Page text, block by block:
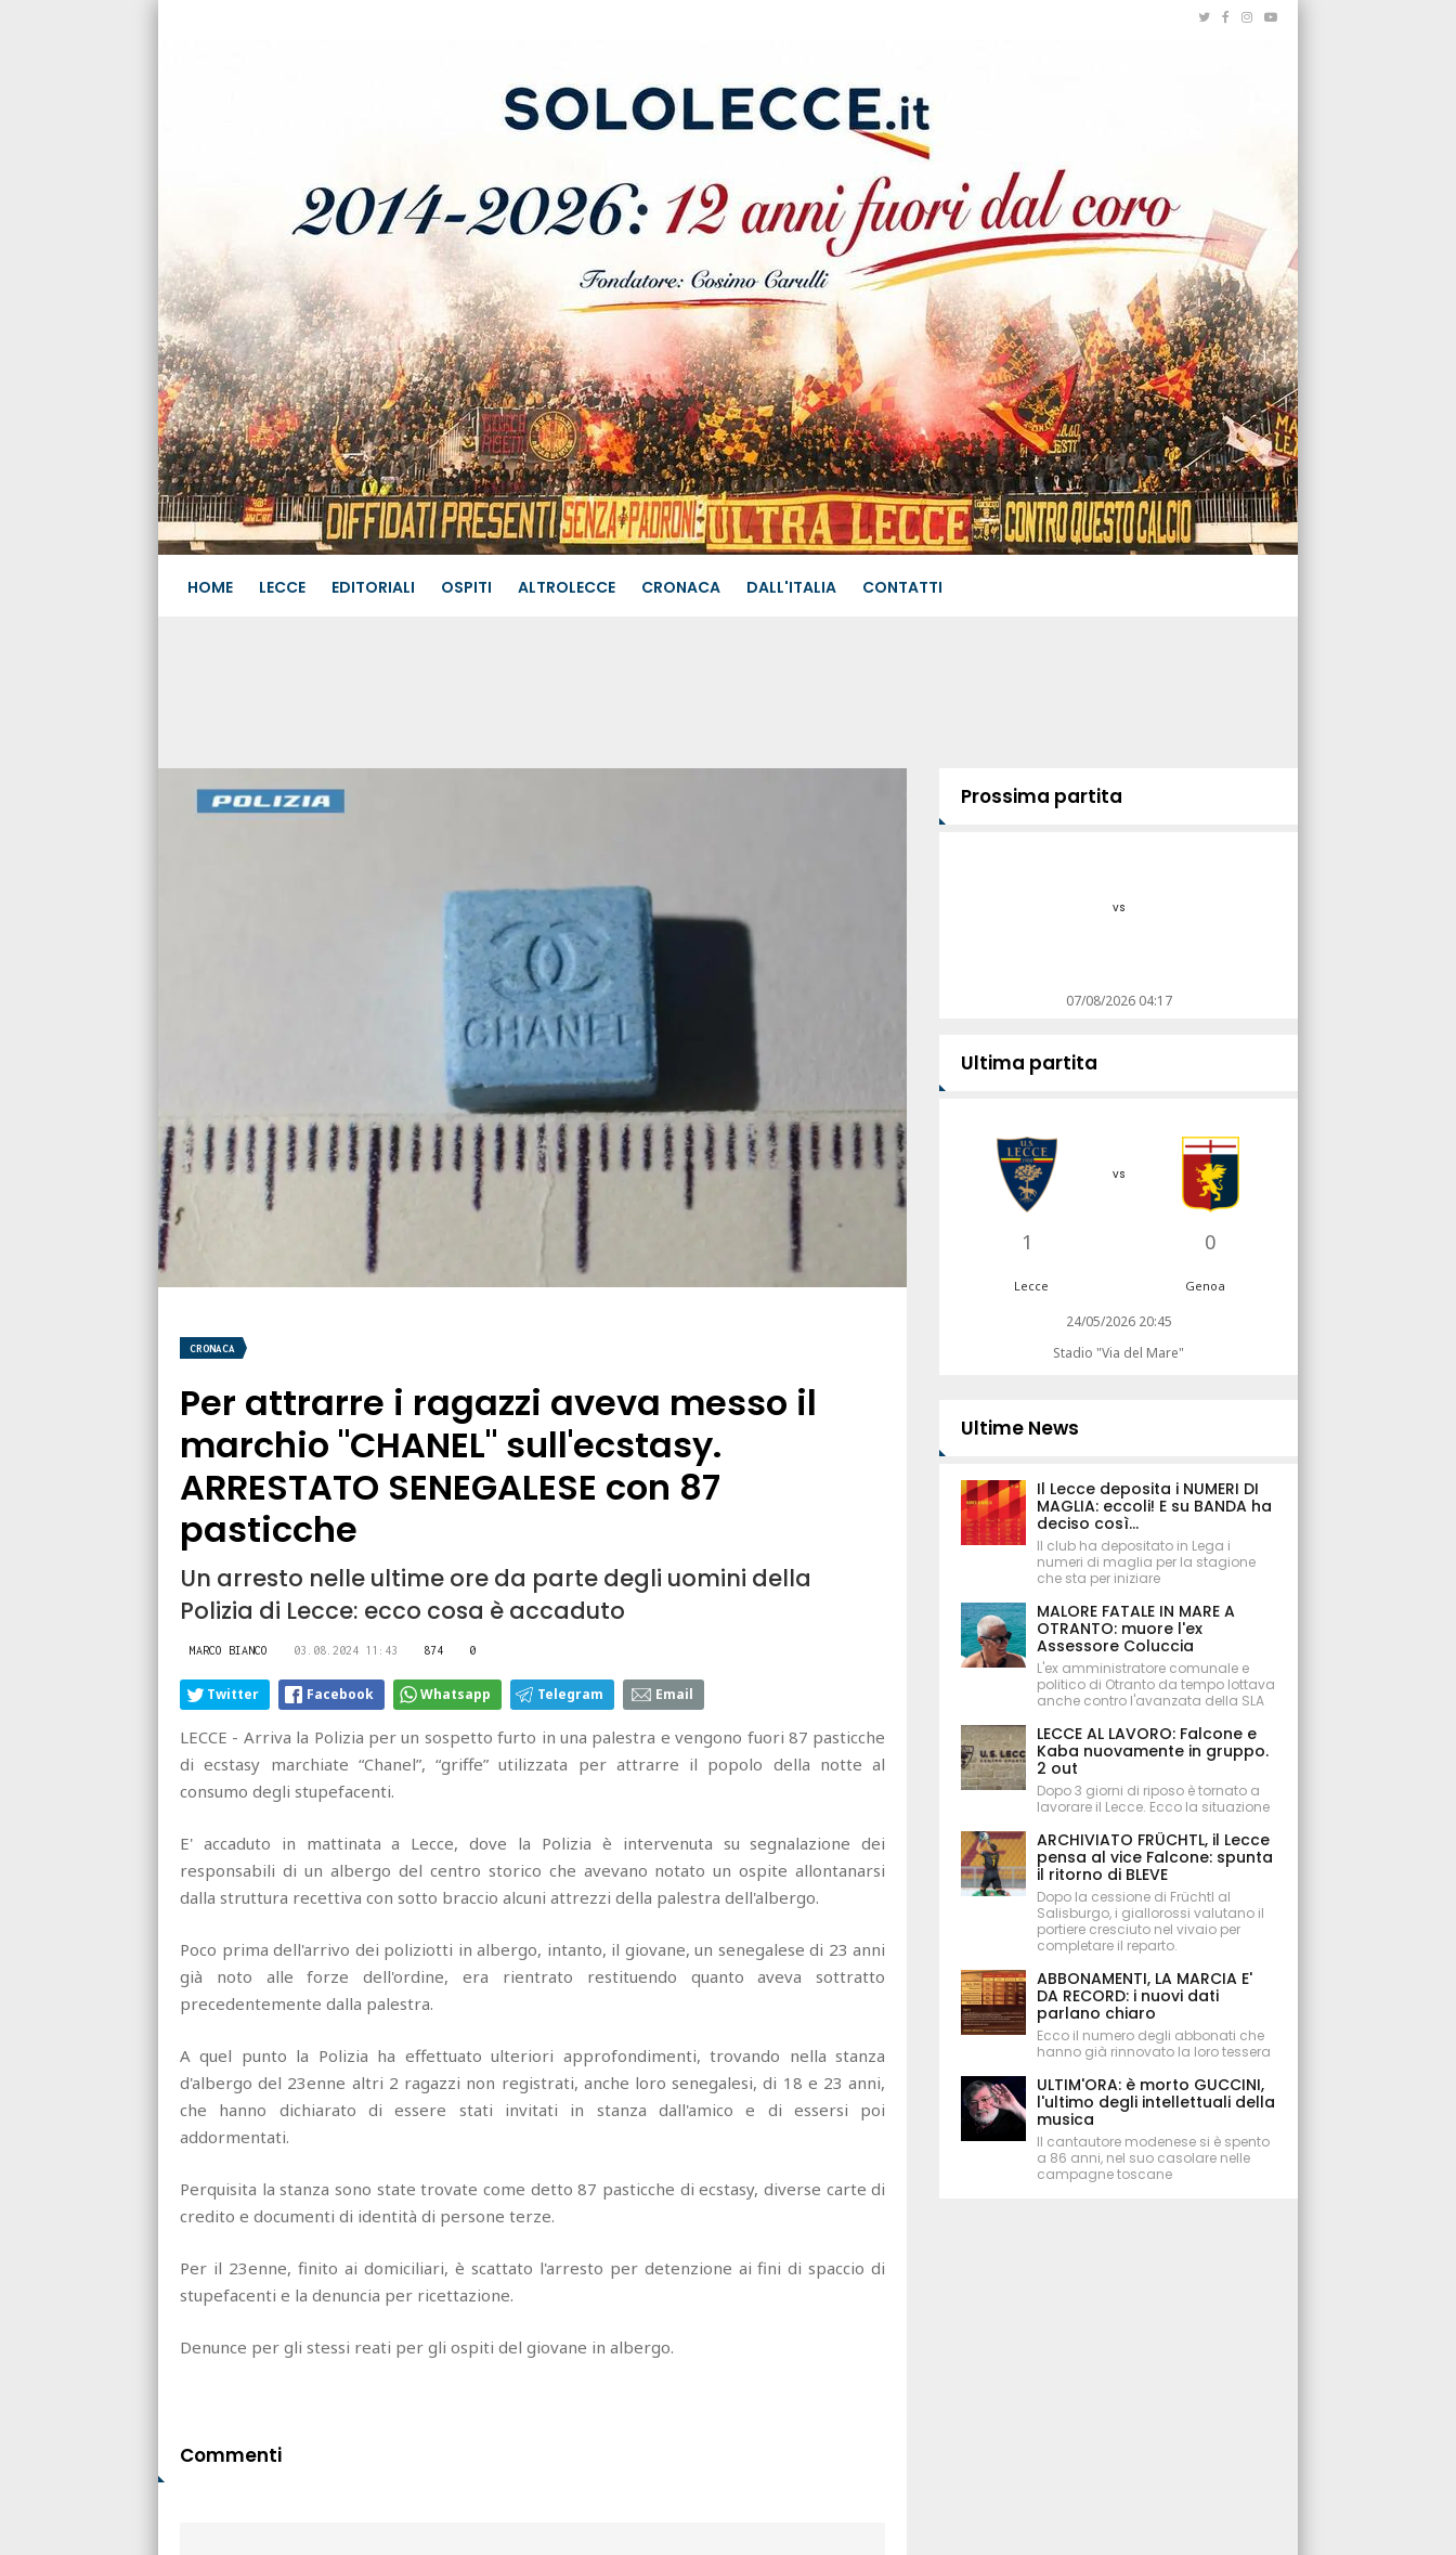
HOME LECCE EDITORIALI OSPITI ALTROLECCE CRONACA DALL'ITALIA CONTATTI
CRONACA
Per attrarre i ragazzi aveva messo il
marchio "CHANEL" sull'ecstasy.
ARRESTATO SENEGALESE con 87
pasticche
Un arresto nelle ultime ore da parte degli uomini della
Polizia di Lecce: ecco cosa è accaduto
MARCO BIANCO 03.08.2024 11:43 874 0
Twitter Facebook Whatsapp Telegram Email
LECCE - Arriva la Polizia per un sospetto furto in una palestra e vengono fuori 87 pasticche
di ecstasy marchiate “Chanel”, “griffe” utilizzata per attrarre il popolo della notte al
consumo degli stupefacenti.
E' accaduto in mattinata a Lecce, dove la Polizia è intervenuta su segnalazione dei
responsabili di un albergo del centro storico che avevano notato un ospite allontanarsi
dalla struttura recettiva con sotto braccio alcuni attrezzi della palestra dell'albergo.
Poco prima dell'arrivo dei poliziotti in albergo, intanto, il giovane, un senegalese di 23 anni
già noto alle forze dell'ordine, era rientrato restituendo quanto aveva sottratto
precedentemente dalla palestra.
A quel punto la Polizia ha effettuato ulteriori approfondimenti, trovando nella stanza
d'albergo del 23enne altri 2 ragazzi non registrati, anche loro senegalesi, di 18 e 23 anni,
che hanno dichiarato di essere stati invitati in stanza dall'amico e di essersi poi
addormentati.
Perquisita la stanza sono state trovate come detto 87 pasticche di ecstasy, diverse carte di
credito e documenti di identità di persone terze.
Per il 23enne, finito ai domiciliari, è scattato l'arresto per detenzione ai fini di spaccio di
stupefacenti e la denuncia per ricettazione.
Denunce per gli stessi reati per gli ospiti del giovane in albergo.
Commenti
Prossima partita
vs
07/08/2026 04:17
Ultima partita
1
vs
0
Lecce Genoa
24/05/2026 20:45
Stadio "Via del Mare"
Ultime News
Il Lecce deposita i NUMERI DI
MAGLIA: eccoli! E su BANDA ha
deciso così...
Il club ha depositato in Lega i
numeri di maglia per la stagione
che sta per iniziare
MALORE FATALE IN MARE A
OTRANTO: muore l'ex
Assessore Coluccia
L'ex amministratore comunale e
politico di Otranto da tempo lottava
anche contro l'avanzata della SLA
LECCE AL LAVORO: Falcone e
Kaba nuovamente in gruppo.
2 out
Dopo 3 giorni di riposo è tornato a
lavorare il Lecce. Ecco la situazione
ARCHIVIATO FRÜCHTL, il Lecce
pensa al vice Falcone: spunta
il ritorno di BLEVE
Dopo la cessione di Früchtl al
Salisburgo, i giallorossi valutano il
portiere cresciuto nel vivaio per
completare il reparto.
ABBONAMENTI, LA MARCIA E'
DA RECORD: i nuovi dati
parlano chiaro
Ecco il numero degli abbonati che
hanno già rinnovato la loro tessera
ULTIM'ORA: è morto GUCCINI,
l'ultimo degli intellettuali della
musica
Il cantautore modenese si è spento
a 86 anni, nel suo casolare nelle
campagne toscane